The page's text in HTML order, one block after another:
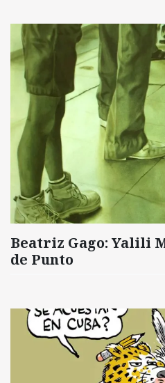
Beatriz Gago: Yalili
de Punto